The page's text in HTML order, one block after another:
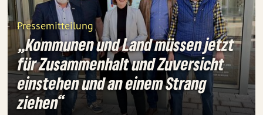
Pressemitteilung
„Kommunen und Land müssen jetzt
für Zusammenhalt und Zuversicht
einstehen und an einem Strang
ziehen“